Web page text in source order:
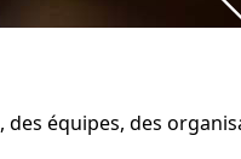
équipes, des